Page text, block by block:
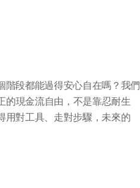
階段都能過得安心自在嗎？我們
現金流自由，不是靠忍耐生
用對工具、走對步驟，未來的